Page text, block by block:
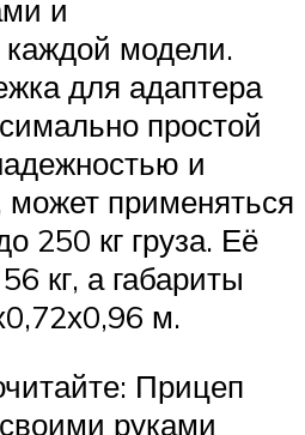
и
модели.
для адаптера
простой
и
может применяться
250 кг груза. Её
кг, а габариты
м.
Прицеп
руками